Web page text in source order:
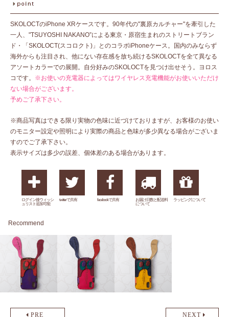
SKOLOCTのiPhone XRケースです。90年代の"裏原カルチャー"を牽引した
一人、"TSUYOSHI NAKANO”による東京・原宿生まれのストリートブラン
ド・「SKOLOCT(スコロクト)」とのコラボiPhoneケース。国内のみならず
海外からも注目され、他にない存在感を放ち続けるSKOLOCTを全て異なる
アソートカラーでの展開。自分好みのSKOLOCTを見つけ出せそう。ヨロス
コです。 ※お使いの充電器によってはワイヤレス充電機能がお使いいただけ
ない場合がございます。
予めご了承下さい。
※商品写真はできる限り実物の色味に近づけておりますが、お客様のお使い
のモニター設定や照明により実際の商品と色味が多少異なる場合がございま
すのでご了承下さい。
表示サイズは多少の誤差、個体差のある場合があります。
ログイン後ウィッシ
ュリスト追加可能
twitterで共有 facebookで共有
お届け日数と配送料
について
ラッピングについて
Recommend